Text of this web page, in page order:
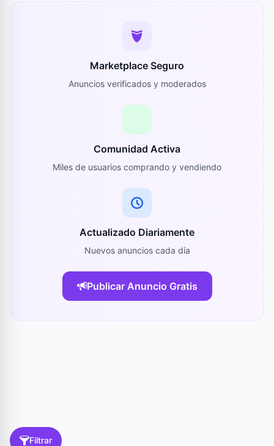
Filtrar
Marketplace Seguro
Anuncios verificados y moderados
Comunidad Activa
Miles de usuarios comprando y vendiendo
Actualizado Diariamente
Nuevos anuncios cada día
Publicar Anuncio Gratis